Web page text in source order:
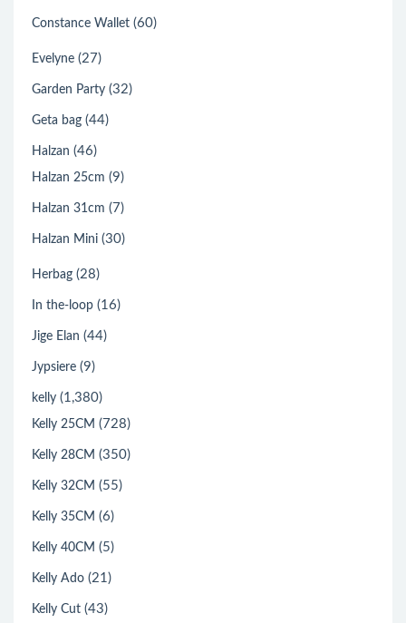
Constance Wallet (60)
Evelyne (27)
Garden Party (32)
Geta bag (44)
Halzan (46)
Halzan 25cm (9)
Halzan 31cm (7)
Halzan Mini (30)
Herbag (28)
In the-loop (16)
Jige Elan (44)
Jypsiere (9)
kelly (1,380)
Kelly 25CM (728)
Kelly 28CM (350)
Kelly 32CM (55)
Kelly 35CM (6)
Kelly 40CM (5)
Kelly Ado (21)
Kelly Cut (43)